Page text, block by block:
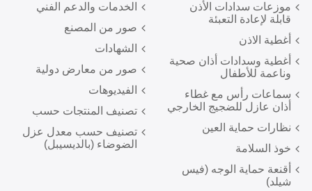
الخدمات والدعم الفني
صور من المصنع
الشهادات
صور من معارض دولية
الفيديوهات
تصنيف المنتجات حسب
تصنيف حسب معدل عزل
الضوضاء (بالديسيبل)
موزعات سدادات الأذن
قابلة لإعادة التعبئة
أغطية الاذن
أغطية وسدادات أذان صحية
وناعمة للأطفال
سماعات رأس مع غطاء
أذان عازل للضجيج الخارجي
نظارات حماية العين
خوذ السلامة
أقنعة حماية الوجه (فيس
شيلد)